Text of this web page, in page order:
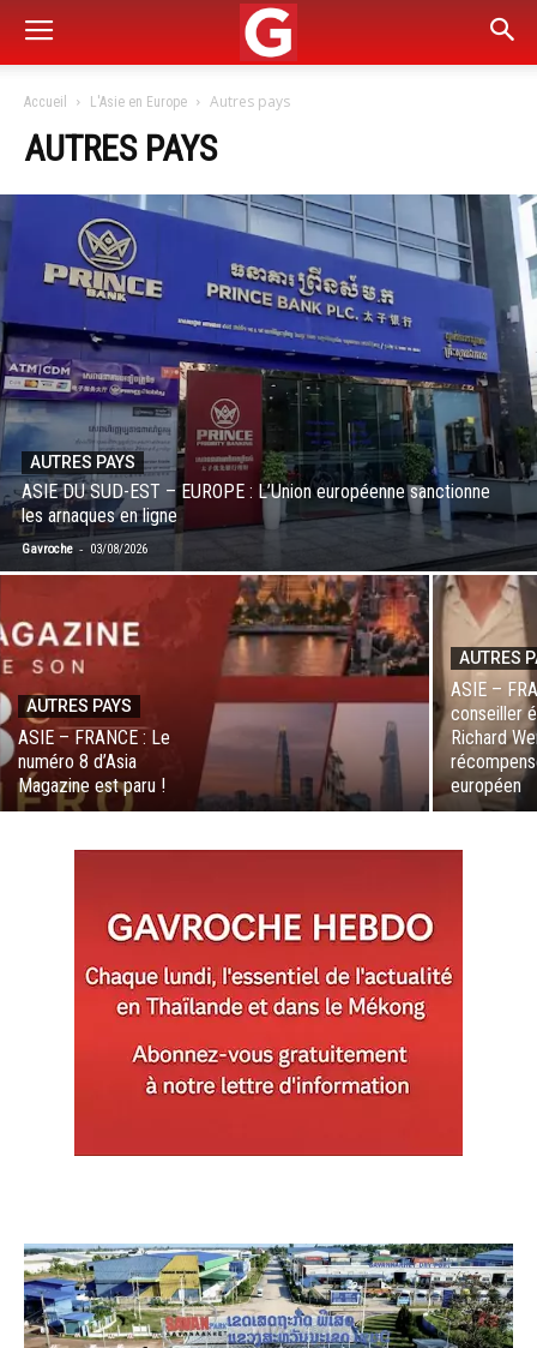
Accueil L'Asie en Europe Autres pays
AUTRES PAYS
AUTRES PAYS
ASIE DU SUD-EST – EUROPE : L’Union européenne sanctionne
les arnaques en ligne
Gavroche - 03/08/2026
AUTRES PAYS
ASIE – FRANCE : Le
numéro 8 d’Asia
Magazine est paru !
AUTRES
ASIE –
conseiller
Richard
européen